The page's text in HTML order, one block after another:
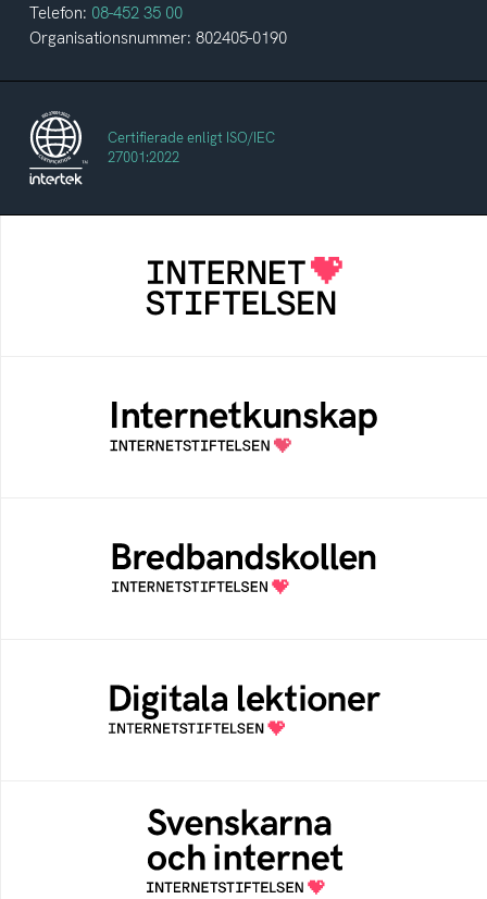
Telefon: 08-452 35 00
Organisationsnummer: 802405-0190
Certifierade enligt ISO/IEC
27001:2022
Internetstiftelsen verkar för ett internet som
bidrar positivt till människan och samhället
Samlad kunskap som hjälper dig att bli en
säker och medveten internetanvändare
Bredbandskollen är ett oberoende
konsumentverktyg som drivs av
Internetstiftelsen
Öppen digital lärresurs med färdiga lektioner
för alla stadier i grundskolan
Svenskarna och internet
En årlig studie av svenska folkets
internetvanor